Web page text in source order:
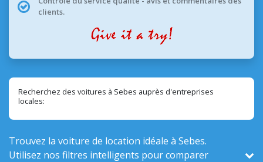
clients.
Recherchez des voitures à Sebes auprès d'entreprises
locales:
Trouvez la voiture de location idéale à Sebes.
Utilisez nos filtres intelligents pour comparer